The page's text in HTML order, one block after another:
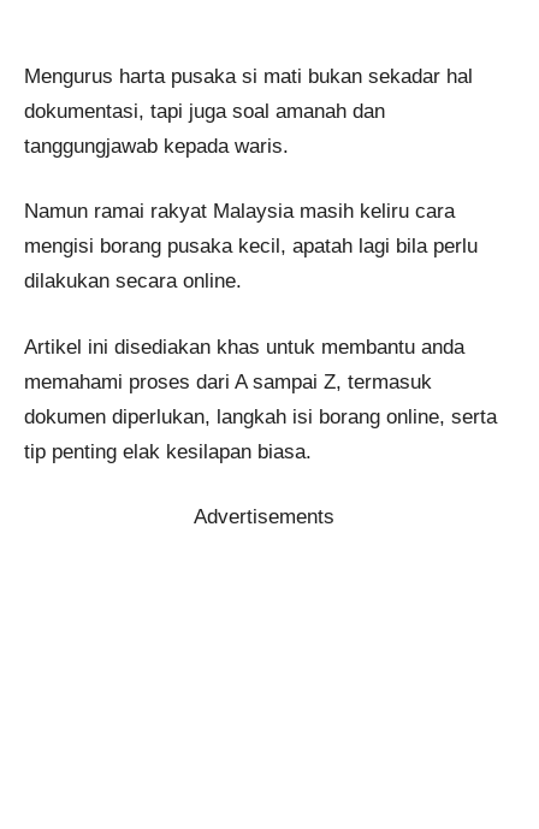
Mengurus harta pusaka si mati bukan sekadar hal
dokumentasi, tapi juga soal amanah dan
tanggungjawab kepada waris.
Namun ramai rakyat Malaysia masih keliru cara
mengisi borang pusaka kecil, apatah lagi bila perlu
dilakukan secara online.
Artikel ini disediakan khas untuk membantu anda
memahami proses dari A sampai Z, termasuk
dokumen diperlukan, langkah isi borang online, serta
tip penting elak kesilapan biasa.
Advertisements